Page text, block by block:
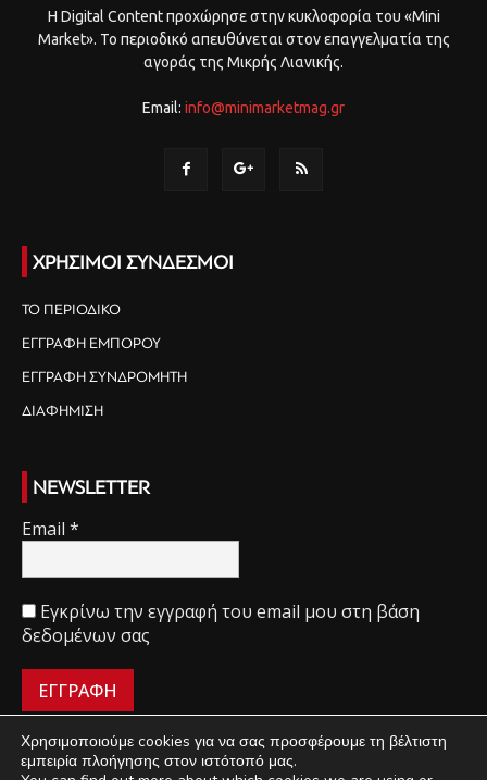
Η Digital Content προχώρησε στην κυκλοφορία του «Mini
Market». Το περιοδικό απευθύνεται στον επαγγελματία της
αγοράς της Μικρής Λιανικής.
Email: info@minimarketmag.gr
ΧΡΗΣΙΜΟΙ ΣΥΝΔΕΣΜΟΙ
ΤΟ ΠΕΡΙΟΔΙΚΟ
ΕΓΓΡΑΦΗ ΕΜΠΟΡΟΥ
ΕΓΓΡΑΦΗ ΣΥΝΔΡΟΜΗΤΗ
ΔΙΑΦΗΜΙΣΗ
NEWSLETTER
Email *
Εγκρίνω την εγγραφή του email μου στη βάση
δεδομένων σας
Χρησιμοποιούμε cookies για να σας προσφέρουμε τη βέλτιστη
εμπειρία πλοήγησης στον ιστότοπό μας.